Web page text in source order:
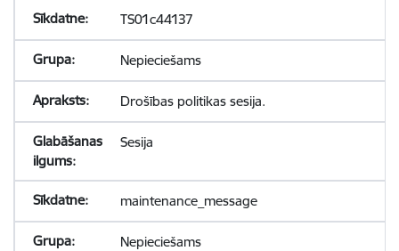
TS01c44137
Nepieciešams
Drošības politikas sesija.
Sesija
maintenance_message
Nepieciešams